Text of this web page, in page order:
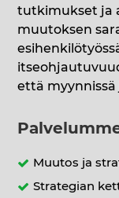
tutkimukset ja
muutoksen
että myynnissä
Muutos ja
Strategian